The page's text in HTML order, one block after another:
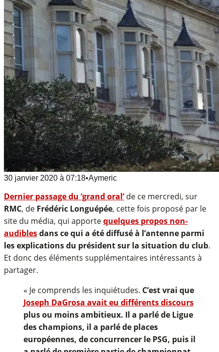
30 janvier 2020 à 07:18•Aymeric
Dernier passage du ‘grand oral’de ce mercredi, sur
RMC, de Frédéric Longuépée, cette fois proposé par le
site du média, qui apportequelques propos non-
audiblesdans ce qui a été diffusé à l’antenne parmi
les explications du président sur la situation du club.
Et donc des éléments supplémentaires intéressants à
partager.
« Je comprends les inquiétudes. C’est vrai que
Joseph DaGrosa avait eu différents discours
plus ou moins ambitieux. Il a parlé de Ligue
des champions, il a parlé de places
européennes, de concurrencer le PSG, puis il